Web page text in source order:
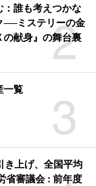
2
誰も考えつかな
──ミステリーの金
献身』の舞台裏
3
一覧
き上げ、全国平均
審議会 : 前年度